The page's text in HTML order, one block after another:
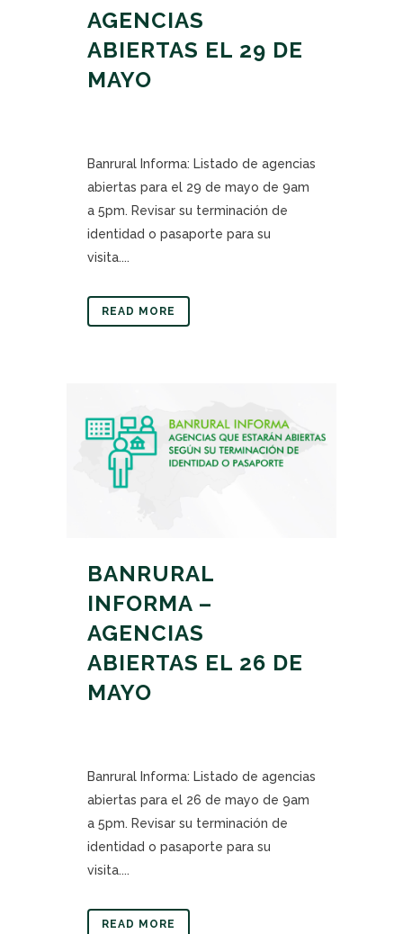
AGENCIAS
ABIERTAS EL 29 DE
MAYO
Banrural Informa: Listado de agencias
abiertas para el 29 de mayo de 9am
a 5pm. Revisar su terminación de
identidad o pasaporte para su
visita....
READ MORE
BANRURAL
INFORMA –
AGENCIAS
ABIERTAS EL 26 DE
MAYO
Banrural Informa: Listado de agencias
abiertas para el 26 de mayo de 9am
a 5pm. Revisar su terminación de
identidad o pasaporte para su
visita....
READ MORE